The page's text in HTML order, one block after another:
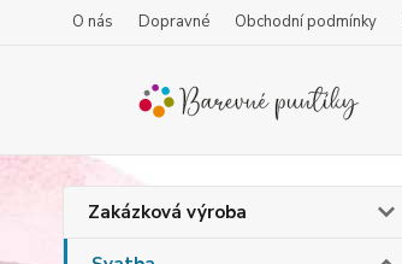
O nás Dopravné Obchodní podmínky
Zakázková výroba